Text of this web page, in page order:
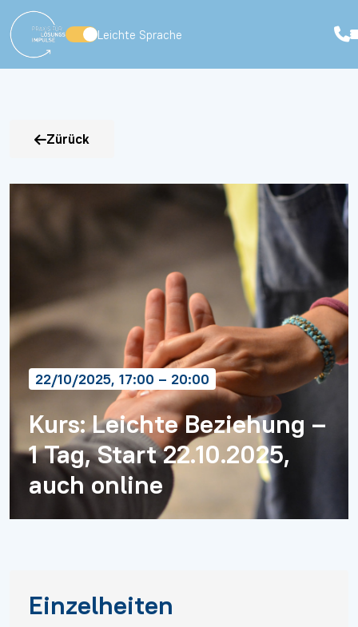
Leichte Sprache
Zürück
22/10/2025, 17:00 – 20:00
Kurs: Leichte Beziehung –
1 Tag, Start 22.10.2025,
auch online
Einzelheiten